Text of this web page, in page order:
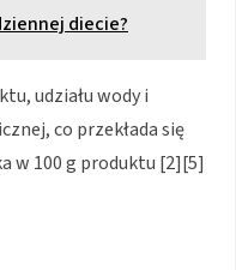
diecie?
udziału wody i
co przekłada się
w 100 g produktu [2][5]